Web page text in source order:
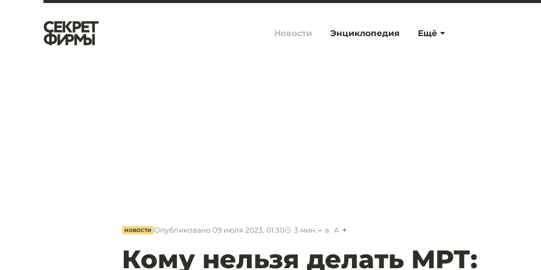
Ещё
Новости Энциклопедия
НОВОСТИ Опубликовано 09 июля 2023, 01:30 3 мин. a A
Кому нельзя делать МРТ: